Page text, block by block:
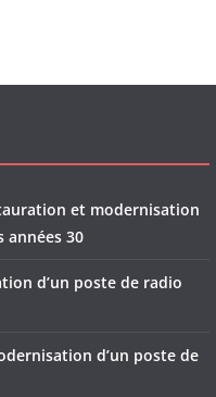
et modernisation
années 30
d’un poste de radio
d’un poste de